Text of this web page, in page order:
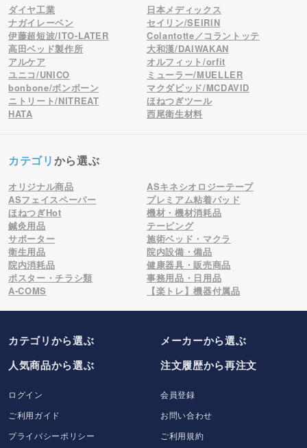
ダイヤ工業
日本メディックス
ナガイレーベン
セイリン/SEIRIN
伊藤超短波/ITO-LATER
Colantotte／コラントッテ
高田ベッド製作所
大和漢/DAIWAKAN
アルケア
オルフィット/orfit
ユニコ/UNICO
ミューラー/MUELLER
bonbone/ボンボーン
マクダビッド/MCDAVID
ニトリート/NITREAT
ほねつぎツール
HATA
西尾衛生材料
カテゴリから選ぶ
オリジナル商品
ASキネシオロジーテープ
ASフェイスペーパー
プレミアム粘着パッド
ほねつぎHot
機材・機材消耗品
鍼灸用品
テーピング
サポーター
施術ベッド・マクラ
衛生用品
院内設備・備品
院内消耗品
健康器具・販売商品
ポスター・チラシ類
事務用品・日用品
A-COMS
【楽トレ】機器付属品
カテゴリから選ぶ メーカーから選ぶ
人気商品から選ぶ
注文履歴から再注文
ログイン
会員登録
ご利用ガイド
お問い合わせ
プライバシーポリシー
ご利用規約